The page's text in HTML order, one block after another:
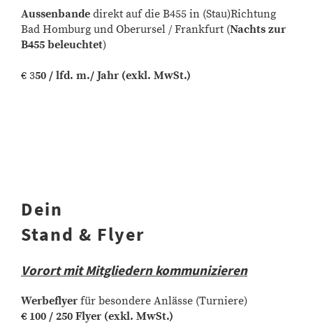
Aussenbande direkt auf die B455 in (Stau)Richtung
Bad Homburg und Oberursel / Frankfurt (Nachts zur
B455 beleuchtet)
€ 350 / lfd. m./ Jahr (exkl. MwSt.)
Dein
Stand & Flyer
Vorort mit Mitgliedern kommunizieren
Werbeflyer für besondere Anlässe (Turniere)
€ 100 / 250 Flyer (exkl. MwSt.)